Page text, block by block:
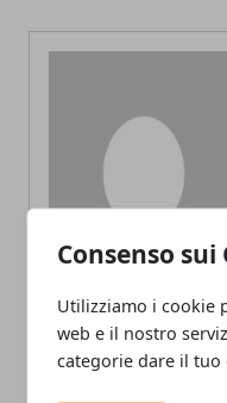
Consenso sui
Utilizziamo i cookie
web e il nostro
categorie dare il tuo